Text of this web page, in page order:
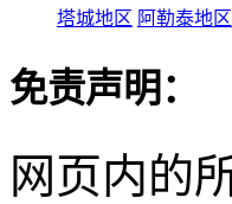
塔城地区 阿勒泰地区
免责声明：
网页内的